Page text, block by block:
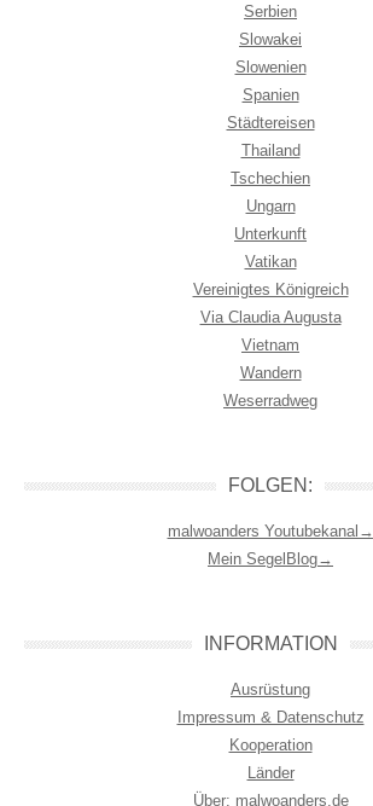
Serbien
Slowakei
Slowenien
Spanien
Städtereisen
Thailand
Tschechien
Ungarn
Unterkunft
Vatikan
Vereinigtes Königreich
Via Claudia Augusta
Vietnam
Wandern
Weserradweg
FOLGEN:
malwoanders Youtubekanal→
Mein SegelBlog→
INFORMATION
Ausrüstung
Impressum & Datenschutz
Kooperation
Länder
Über: malwoanders.de